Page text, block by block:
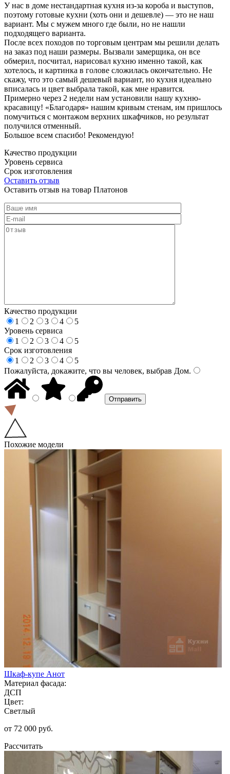
У нас в доме нестандартная кухня из-за короба и выступов,
поэтому готовые кухни (хоть они и дешевле) — это не наш
вариант. Мы с мужем много где были, но не нашли
подходящего варианта.
После всех походов по торговым центрам мы решили делать
на заказ под наши размеры. Вызвали замерщика, он все
обмерил, посчитал, нарисовал кухню именно такой, как
хотелось, и картинка в голове сложилась окончательно. Не
скажу, что это самый дешевый вариант, но кухня идеально
вписалась и цвет выбрала такой, как мне нравится.
Примерно через 2 недели нам установили нашу кухню-
красавицу! «Благодаря» нашим кривым стенам, им пришлось
помучиться с монтажом верхних шкафчиков, но результат
получился отменный.
Большое всем спасибо! Рекомендую!
Качество продукции
Уровень сервиса
Срок изготовления
Оставить отзыв
Оставить отзыв на товар Платонов
Качество продукции
1
2 3 4
5
Уровень сервиса
1
2 3 4
5
Срок изготовления
1
2 3 4
5
Пожалуйста, докажите, что вы человек, выбрав Дом.
Похожие модели
Шкаф-купе Анот
Материал фасада:
ДСП
Цвет:
Светлый
от 72 000 руб.
Рассчитать